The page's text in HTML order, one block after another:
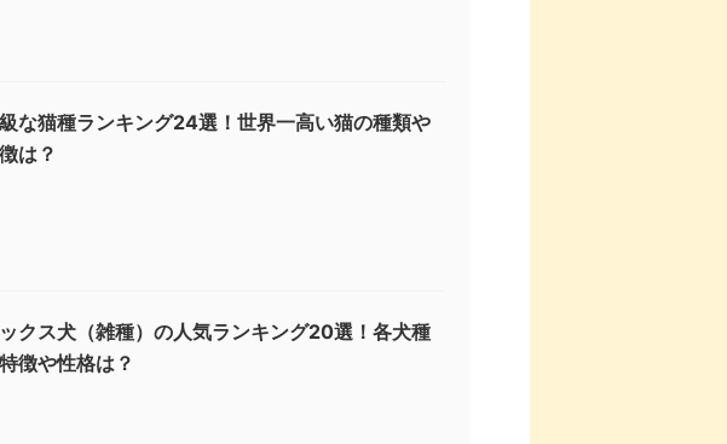
な猫種ランキング24選！世界一高い猫の種類や
は？
クス犬（雑種）の人気ランキング20選！各犬種
徴や性格は？